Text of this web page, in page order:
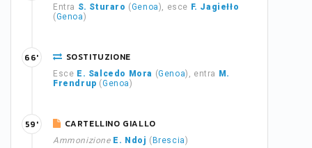
Entra S. Sturaro (Genoa), esce F. Jagiełło
(Genoa)
SOSTITUZIONE
Esce E. Salcedo Mora (Genoa), entra
M.
Frendrup (Genoa)
66'
CARTELLINO GIALLO
Ammonizione E. Ndoj ( Brescia)
59'